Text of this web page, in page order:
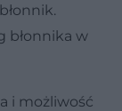
błonnika w
i możliwość